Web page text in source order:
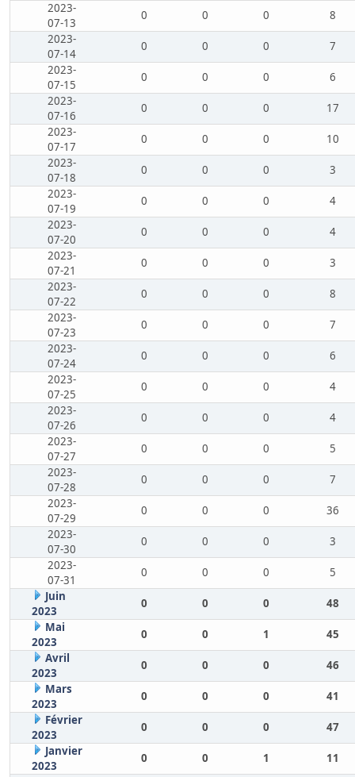
2023-
07-13
0 0 0
8
2023-
07-14
0 0 0
7
2023-
07-15
0 0 0
6
2023-
07-16
0 0 0
17
2023-
07-17
0 0 0
10
2023-
07-18
0 0 0
3
2023-
07-19
0 0 0
4
2023-
07-20
0 0 0
4
2023-
07-21
0 0 0
3
2023-
07-22
0 0 0
8
2023-
07-23
0 0 0
7
2023-
07-24
0 0 0
6
2023-
07-25
0 0 0
4
2023-
07-26
0 0 0
4
2023-
07-27
0 0 0
5
2023-
07-28
0 0 0
7
2023-
07-29
0 0 0
36
2023-
07-30
0 0 0
3
2023-
07-31
0 0 0
5
Juin
2023
0 0 0
48
Mai
2023
0 0 1
45
Avril
2023
0 0 0
46
Mars
2023
0 0 0
41
Février
2023
0 0 0
47
Janvier
2023
0 0 1
11